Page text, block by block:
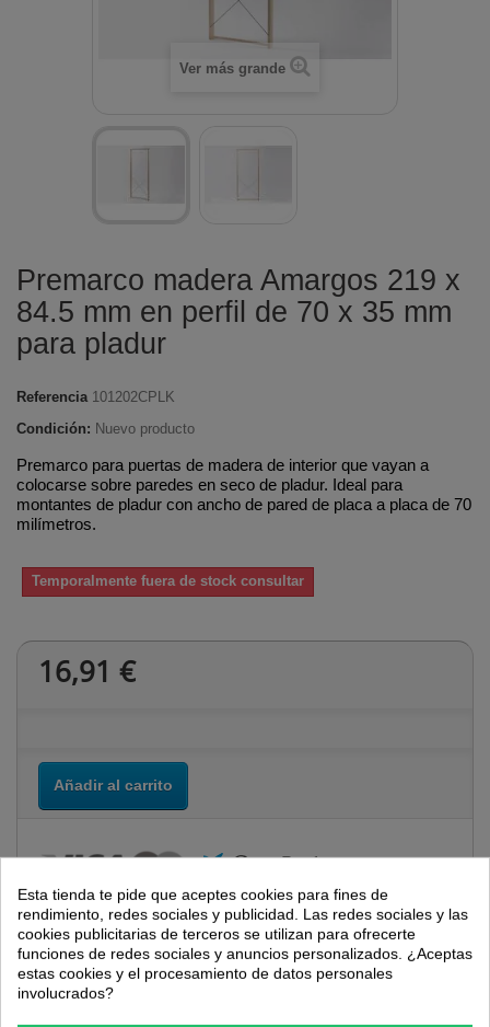
Ver más grande
Premarco madera Amargos 219 x
84.5 mm en perfil de 70 x 35 mm
para pladur
Referencia 101202CPLK
Condición: Nuevo producto
Premarco para puertas de madera de interior que vayan a
colocarse sobre paredes en seco de pladur. Ideal para
montantes de pladur con ancho de pared de placa a placa de 70
milímetros.
Temporalmente fuera de stock consultar
16,91 €
Añadir al carrito
Más
Esta tienda te pide que aceptes cookies para fines de
rendimiento, redes sociales y publicidad. Las redes sociales y las
cookies publicitarias de terceros se utilizan para ofrecerte
funciones de redes sociales y anuncios personalizados. ¿Aceptas
estas cookies y el procesamiento de datos personales
involucrados?